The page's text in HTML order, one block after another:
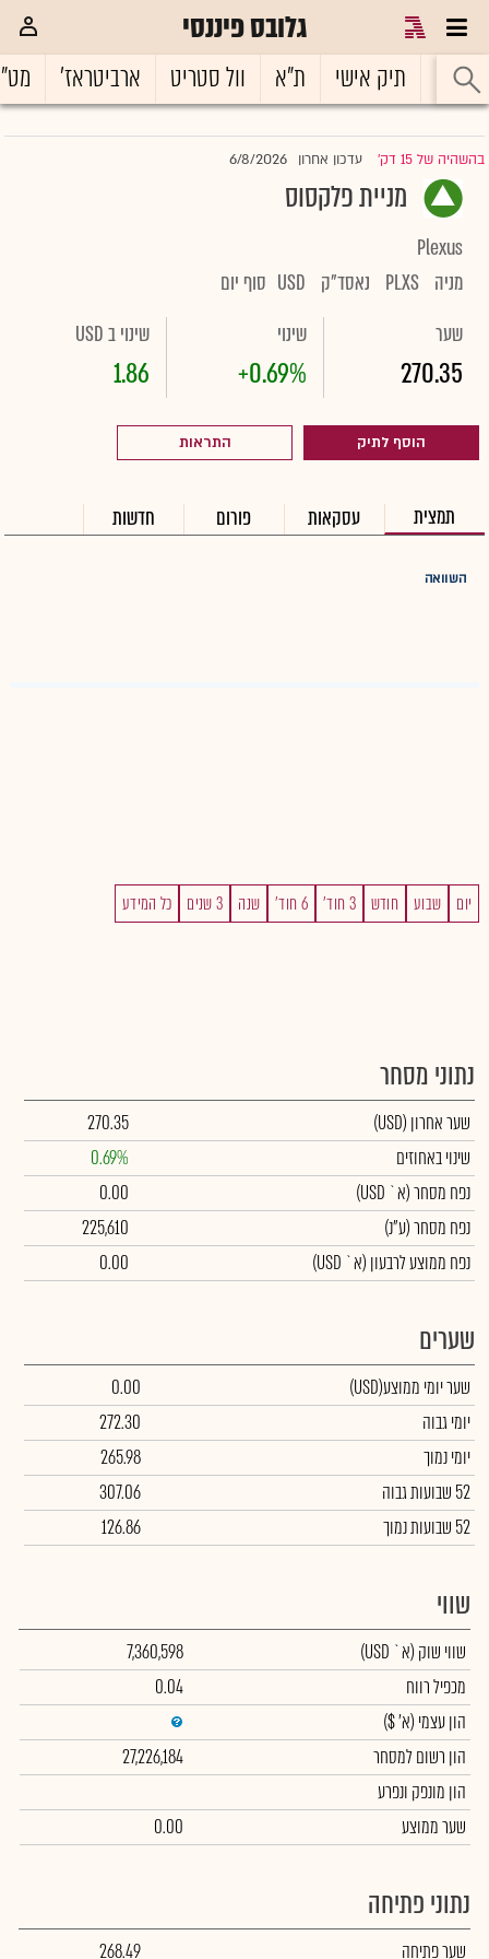
גלובס פיננסי
ראשי תיק אישי ת"א וול סטריט ארביטראז'
בהשהיה של 15 דק' |עדכון אחרון 6/8/2026
מניית פלקסוס
Plexus
מניה PLXS נאסד"ק USD סוף יום
שער
270.35
שינוי
+0.69%
שינוי ב USD
1.86
הוסף לתיק התראות
תמצית עסקאות פורום חדשות
השוואה
יום שבוע חודש 3 חוד' 6 חוד' שנה 3 שנים כל המידע
נתוני מסחר
שער אחרון (USD)
270.35
שינוי באחוזים
0.69%
נפח מסחר(א` USD)
0.00
נפח מסחר(ע"נ)
225,610
נפח ממוצע לרבעון (א` USD)
0.00
שערים
שער יומי ממוצע(USD)
0.00
יומי גבוה
272.30
יומי נמוך
265.98
52 שבועות גבוה
307.06
52 שבועות נמוך
126.86
שווי
שווי שוק (א` USD)
7,360,598
מכפיל רווח
0.04
הון עצמי (א' $)
הון רשום למסחר
27,226,184
הון מונפק ונפרע
שער ממוצע
0.00
נתוני פתיחה
שער פתיחה 268.49